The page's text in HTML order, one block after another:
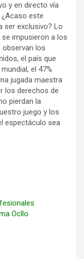
y en directo vía
¿Acaso este
ser exclusivo? Lo
impusieron a los
los
el país que
el 47%
jugada maestra
los derechos de
pierdan la
juego y los
espectáculo sea
Ocllo